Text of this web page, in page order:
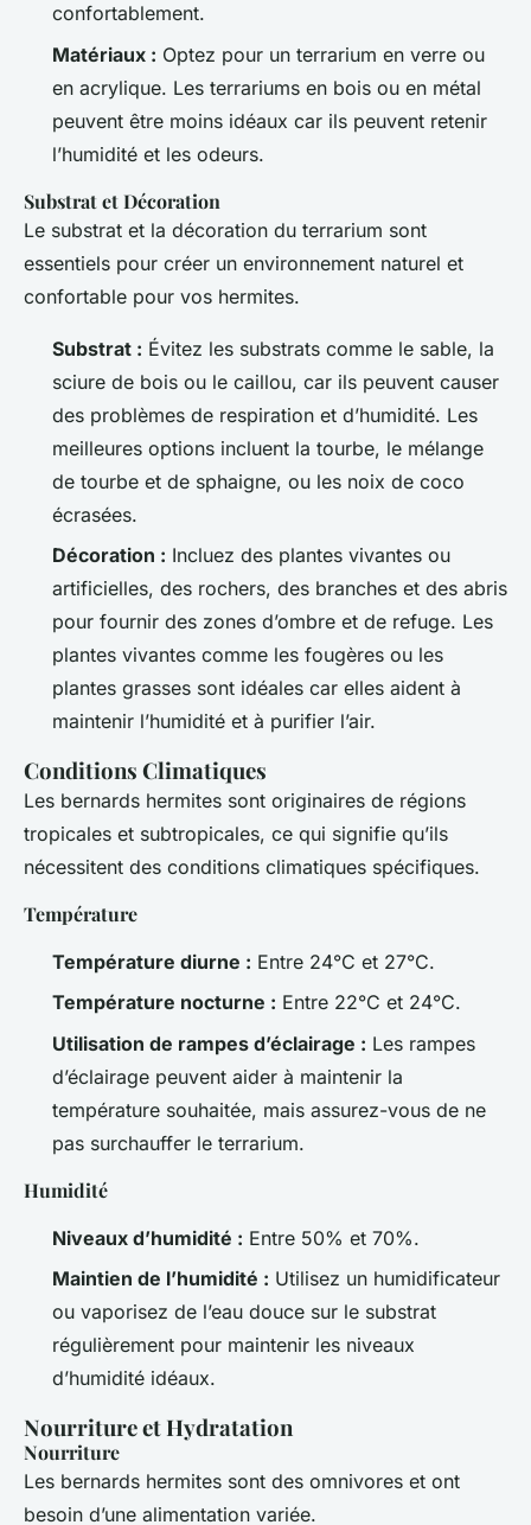
confortablement.
Matériaux : Optez pour un terrarium en verre ou
en acrylique. Les terrariums en bois ou en métal
peuvent être moins idéaux car ils peuvent retenir
l’humidité et les odeurs.
Substrat et Décoration
Le substrat et la décoration du terrarium sont
essentiels pour créer un environnement naturel et
confortable pour vos hermites.
Substrat : Évitez les substrats comme le sable, la
sciure de bois ou le caillou, car ils peuvent causer
des problèmes de respiration et d’humidité. Les
meilleures options incluent la tourbe, le mélange
de tourbe et de sphaigne, ou les noix de coco
écrasées.
Décoration : Incluez des plantes vivantes ou
artificielles, des rochers, des branches et des abris
pour fournir des zones d’ombre et de refuge. Les
plantes vivantes comme les fougères ou les
plantes grasses sont idéales car elles aident à
maintenir l’humidité et à purifier l’air.
Conditions Climatiques
Les bernards hermites sont originaires de régions
tropicales et subtropicales, ce qui signifie qu’ils
nécessitent des conditions climatiques spécifiques.
Température
Température diurne : Entre 24°C et 27°C.
Température nocturne : Entre 22°C et 24°C.
Utilisation de rampes d’éclairage : Les rampes
d’éclairage peuvent aider à maintenir la
température souhaitée, mais assurez-vous de ne
pas surchauffer le terrarium.
Humidité
Niveaux d’humidité : Entre 50% et 70%.
Maintien de l’humidité : Utilisez un humidificateur
ou vaporisez de l’eau douce sur le substrat
régulièrement pour maintenir les niveaux
d’humidité idéaux.
Nourriture et Hydratation
Nourriture
Les bernards hermites sont des omnivores et ont
besoin d’une alimentation variée.